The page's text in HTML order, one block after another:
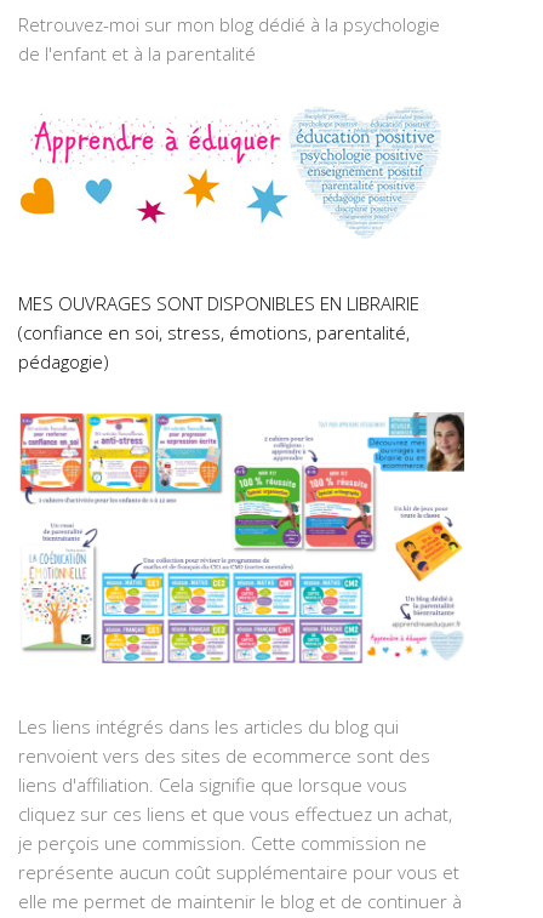
Retrouvez-moi sur mon blog dédié à la psychologie
de l'enfant et à la parentalité
MES OUVRAGES SONT DISPONIBLES EN LIBRAIRIE
(confiance en soi, stress, émotions, parentalité,
pédagogie)
Les liens intégrés dans les articles du blog qui
renvoient vers des sites de ecommerce sont des
liens d'affiliation. Cela signifie que lorsque vous
cliquez sur ces liens et que vous effectuez un achat,
je perçois une commission. Cette commission ne
représente aucun coût supplémentaire pour vous et
elle me permet de maintenir le blog et de continuer à